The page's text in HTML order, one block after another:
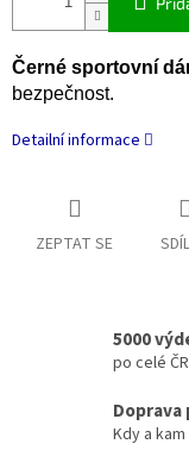
Černé sportovní
bezpečnost.
Detailní informace
ZEPTAT SE
5000
po celé
Doprava
Kdy a